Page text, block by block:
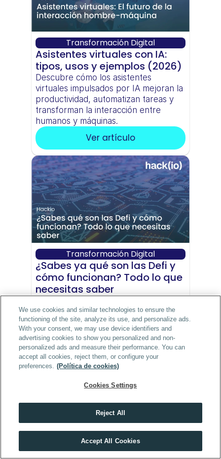
Transformación Digital
Asistentes virtuales con IA:
tipos, usos y ejemplos (2026)
Descubre cómo los asistentes
virtuales impulsados por IA mejoran la
productividad, automatizan tareas y
transforman la interacción entre
humanos y máquinas.
Ver artículo
Transformación Digital
¿Sabes ya qué son las Defi y
cómo funcionan? Todo lo que
necesitas saber
ecosistema financiero que se
desarrolló en base a la cadena de
bloques. !Acompáñanos a
descubrirlas!
Ver artículo
Escuelas, programas y másteres del grupo
ThePower Education
ThePowerMBA + Power Sales
VER MÁSTERS TECH
We use cookies and similar technologies to ensure the
functioning of the site, analyze its use, and personalize ads.
With your consent, we may use device identifiers and
advertising cookies to show you personalized and non-
personalized ads and measure their performance. You can
accept all cookies, reject them, or configure your
preferences. (Política de cookies)
Cookies Settings
Reject All
Accept All Cookies